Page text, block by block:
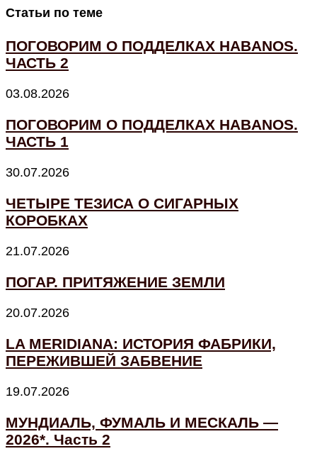
Статьи по теме
ПОГОВОРИМ О ПОДДЕЛКАХ HABANOS.
ЧАСТЬ 2
03.08.2026
ПОГОВОРИМ О ПОДДЕЛКАХ HABANOS.
ЧАСТЬ 1
30.07.2026
ЧЕТЫРЕ ТЕЗИСА О СИГАРНЫХ
КОРОБКАХ
21.07.2026
ПОГАР. ПРИТЯЖЕНИЕ ЗЕМЛИ
20.07.2026
LA MERIDIANA: ИСТОРИЯ ФАБРИКИ,
ПЕРЕЖИВШЕЙ ЗАБВЕНИЕ
19.07.2026
МУНДИАЛЬ, ФУМАЛЬ И МЕСКАЛЬ —
2026*. Часть 2